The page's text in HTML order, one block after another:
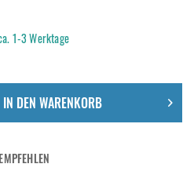
1-3 Werktage
IN DEN WARENKORB
EMPFEHLEN